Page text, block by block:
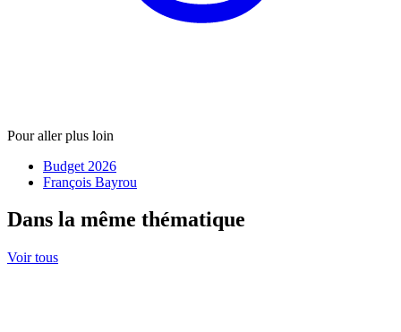
Pour aller plus loin
Budget 2026
François Bayrou
Dans la même thématique
Voir tous